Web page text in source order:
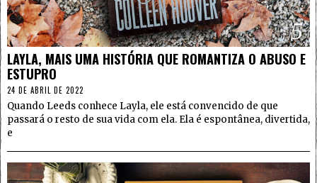
5
LAYLA, MAIS UMA HISTÓRIA QUE ROMANTIZA O ABUSO E
ESTUPRO
24 DE ABRIL DE 2022
Quando Leeds conhece Layla, ele está convencido de que
passará o resto de sua vida com ela. Ela é espontânea, divertida,
e